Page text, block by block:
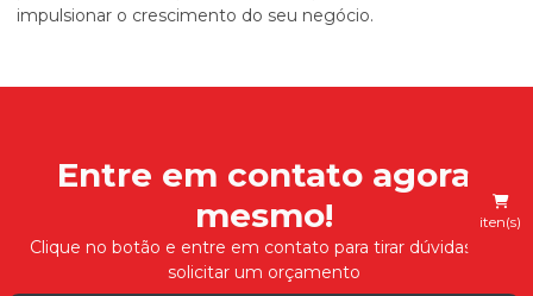
iten(s)
impulsionar o crescimento do seu negócio.
Entre em contato agora
mesmo!
Clique no botão e entre em contato para tirar dúvidas ou
solicitar um orçamento